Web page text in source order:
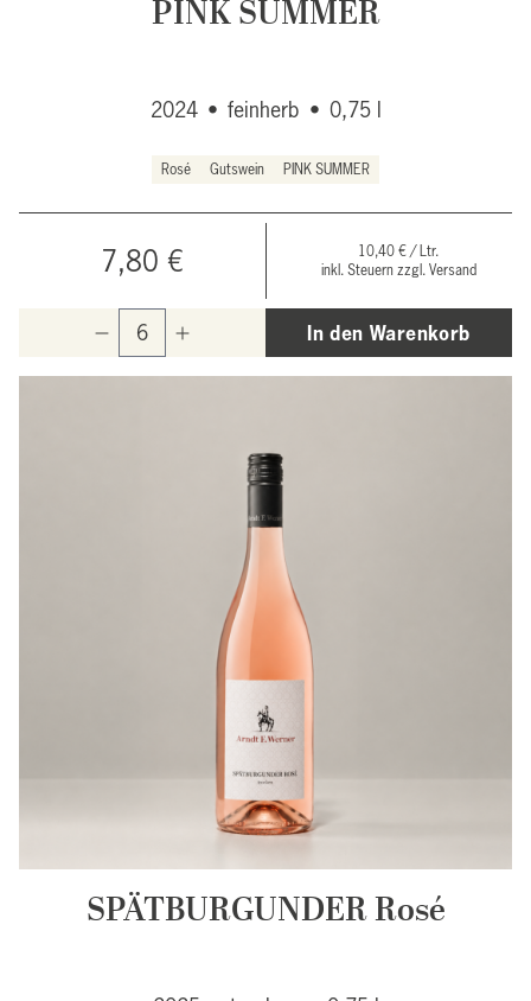
PINK SUMMER
2024 • feinherb • 0,75 l
Rosé Gutswein PINK SUMMER
7,80 €
10,40 € / Ltr.
inkl. Steuern zzgl. Versand
In den Warenkorb
SPÄTBURGUNDER Rosé